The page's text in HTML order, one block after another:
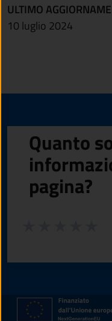
ULTIMO
10 luglio 2024
Quanto
pagina?